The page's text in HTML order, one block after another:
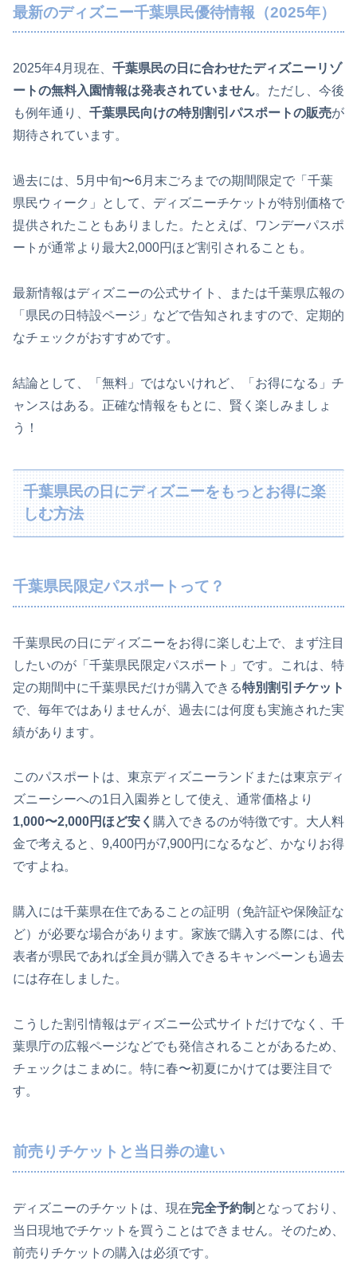
最新のディズニー千葉県民優待情報（2025年）
2025年4月現在、 千葉県民の日に合わせたディズニーリゾ
ートの無料入園情報は発表されていません。ただし、今後
も例年通り、 千葉県民向けの特別割引パスポートの販売が
期待されています。
過去には、5月中旬〜6月末ごろまでの期間限定で「千葉
県民ウィーク」として、ディズニーチケットが特別価格で
提供されたこともありました。たとえば、ワンデーパスポ
ートが通常より最大2,000円ほど割引されることも。
最新情報はディズニーの公式サイト、または千葉県広報の
「県民の日特設ページ」などで告知されますので、定期的
なチェックがおすすめです。
結論として、「無料」ではないけれど、「お得になる」チ
ャンスはある。正確な情報をもとに、賢く楽しみましょ
う！
千葉県民の日にディズニーをもっとお得に楽
しむ方法
千葉県民限定パスポートって？
千葉県民の日にディズニーをお得に楽しむ上で、まず注目
したいのが「千葉県民限定パスポート」です。これは、特
定の期間中に千葉県民だけが購入できる特別割引チケット
で、毎年ではありませんが、過去には何度も実施された実
績があります。
このパスポートは、東京ディズニーランドまたは東京ディ
ズニーシーへの1日入園券として使え、通常価格より
1,000〜2,000円ほど安く 購入できるのが特徴です。大人料
金で考えると、9,400円が7,900円になるなど、かなりお得
ですよね。
購入には千葉県在住であることの証明（免許証や保険証な
ど）が必要な場合があります。家族で購入する際には、代
表者が県民であれば全員が購入できるキャンペーンも過去
には存在しました。
こうした割引情報はディズニー公式サイトだけでなく、千
葉県庁の広報ページなどでも発信されることがあるため、
チェックはこまめに。特に春〜初夏にかけては要注目で
す。
前売りチケットと当日券の違い
ディズニーのチケットは、現在完全予約制 となっており、
当日現地でチケットを買うことはできません。そのため、
前売りチケットの購入は必須です。